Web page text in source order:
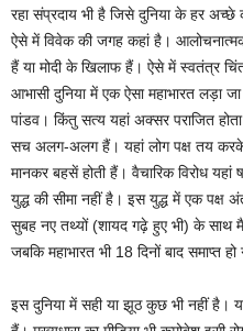
रहा संप्रदाय भी है जिसे दुनिया के हर
ऐसे में विवेक की जगह कहां है।
हैं या मोदी के खिलाफ हैं। ऐसे में स्वतंत्र
आभासी दुनिया में एक ऐसा महाभारत लड़ा
पांडव। किंतु सत्य यहां अक्सर पराजित
सच अलग-अलग हैं। यहां लोग पक्ष तय करके
मानकर बहसें होती हैं। वैचारिक विरोध
युद्ध की सीमा नहीं है। इस युद्ध में एक पक्ष
सुबह नए तथ्यों (शायद गढ़े हुए भी) के साथ
जबकि महाभारत भी 18 दिनों बाद समाप्त हो
इस दुनिया में सही या झूठ कुछ भी नहीं है।